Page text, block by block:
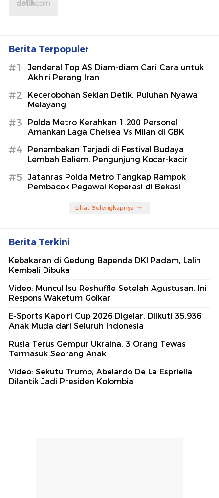
Berita Terpopuler
#1
Jenderal Top AS Diam-diam Cari Cara untuk
Akhiri Perang Iran
#2
Kecerobohan Sekian Detik, Puluhan Nyawa
Melayang
#3
Polda Metro Kerahkan 1.200 Personel
Amankan Laga Chelsea Vs Milan di GBK
#4
Penembakan Terjadi di Festival Budaya
Lembah Baliem, Pengunjung Kocar-kacir
#5
Jatanras Polda Metro Tangkap Rampok
Pembacok Pegawai Koperasi di Bekasi
Lihat Selengkapnya
Berita Terkini
Kebakaran di Gedung Bapenda DKI Padam, Lalin
Kembali Dibuka
Video: Muncul Isu Reshuffle Setelah Agustusan, Ini
Respons Waketum Golkar
E-Sports Kapolri Cup 2026 Digelar, Diikuti 35.936
Anak Muda dari Seluruh Indonesia
Rusia Terus Gempur Ukraina, 3 Orang Tewas
Termasuk Seorang Anak
Video: Sekutu Trump, Abelardo De La Espriella
Dilantik Jadi Presiden Kolombia